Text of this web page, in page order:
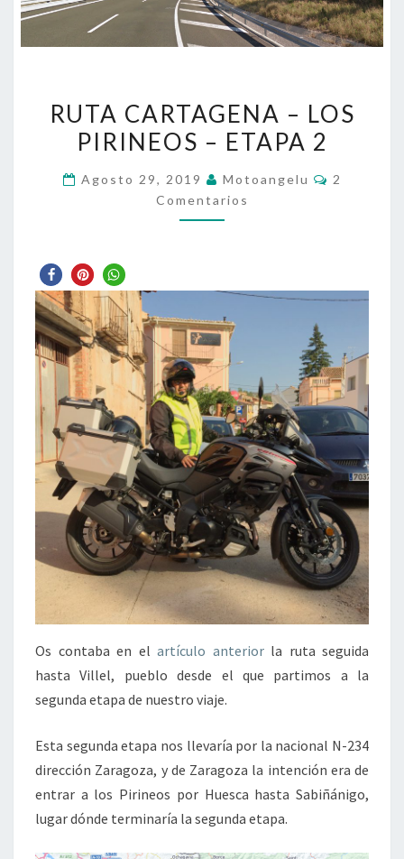
CARTAGENA
–
PIRINEOS
RUTA CARTAGENA – LOS
PIRINEOS – ETAPA 2
Agosto 29, 2019 Motoangelu
2
Comentarios
Os contaba en el artículo anteriorla ruta seguida
hasta Villel, pueblo desde el que partimos a la
segunda etapa de nuestro viaje.
Esta segunda etapa nos llevaría por la nacional N-234
dirección Zaragoza, y de Zaragoza la intención era de
entrar a los Pirineos por Huesca hasta Sabiñánigo,
lugar dónde terminaría la segunda etapa.